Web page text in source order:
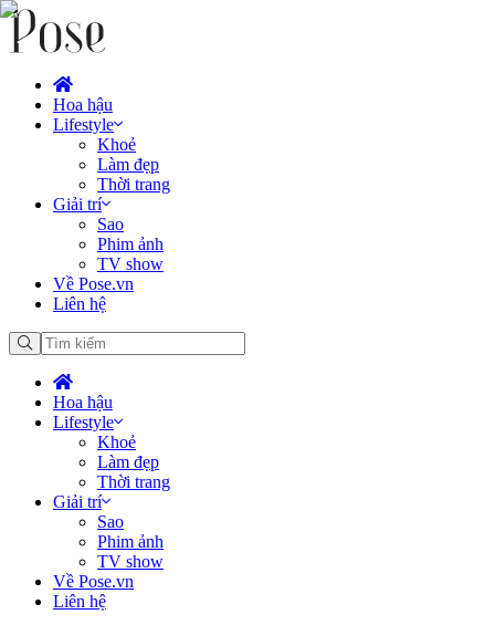
Hoa hậu
Lifestyle
Khoẻ
Làm đẹp
Thời trang
Giải trí
Sao
Phim ảnh
TV show
Về Pose.vn
Liên hệ
Hoa hậu
Lifestyle
Khoẻ
Làm đẹp
Thời trang
Giải trí
Sao
Phim ảnh
TV show
Về Pose.vn
Liên hệ